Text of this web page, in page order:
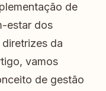
de
estar dos
da
vamos
de gestão